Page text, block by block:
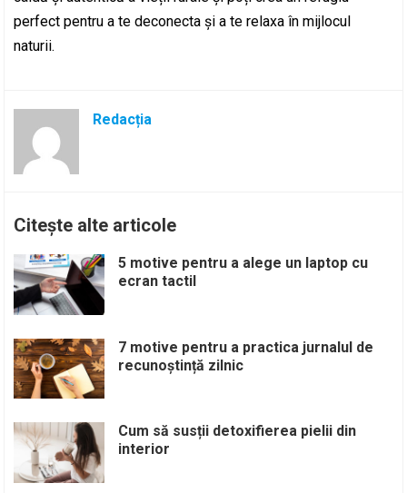
perfect pentru a te deconecta și a te relaxa în mijlocul
naturii.
Redacția
Citește alte articole
5 motive pentru a alege un laptop cu
ecran tactil
7 motive pentru a practica jurnalul de
recunoștință zilnic
Cum să susții detoxifierea pielii din
interior